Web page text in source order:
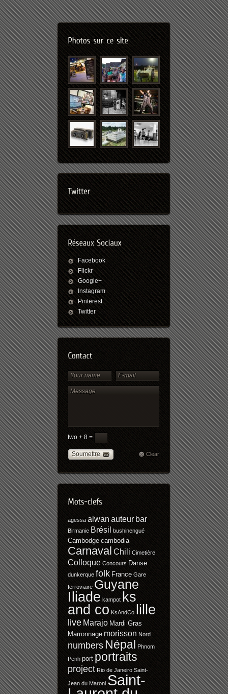
Facebook
Flickr
Google+
Instagram
Pinterest
Twitter
two + 8 =
Soumettre Clear
agessa alwan auteur bar
Birmanie Brésil bushinengué
Cambodge cambodia
Carnaval Chili Cimetière
Colloque Concours Danse
dunkerque folk France Gare
ferroviaire Guyane
Iliade kampot ks
and co KsAndCo lille
live Marajo Mardi Gras
Marronnage morisson Nord
numbers Népal
Phnom
Penh port portraits
project Rio de Janeiro Saint-
Jean du Maroni Saint-